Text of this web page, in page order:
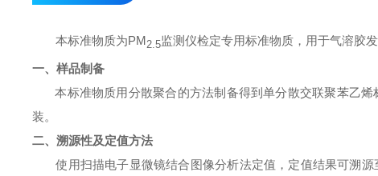
本标准物质为PM2.5监测仪检定专用标准物质，用于气溶胶
一、样品制备
本标准物质用分散聚合的方法制备得到单分散交联聚苯乙
装。
二、溯源性及定值方法
使用扫描电子显微镜结合图像分析法定值 ， 定值结果可溯源